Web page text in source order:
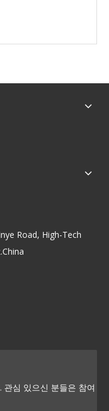
Road, High-Tech
심 있으신 분들은 참여